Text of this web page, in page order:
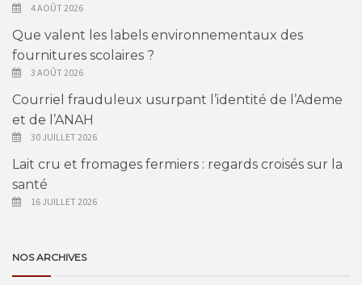
4 AOÛT 2026
Que valent les labels environnementaux des
fournitures scolaires ?
3 AOÛT 2026
Courriel frauduleux usurpant l’identité de l’Ademe
et de l’ANAH
30 JUILLET 2026
Lait cru et fromages fermiers : regards croisés sur la
santé
16 JUILLET 2026
NOS ARCHIVES